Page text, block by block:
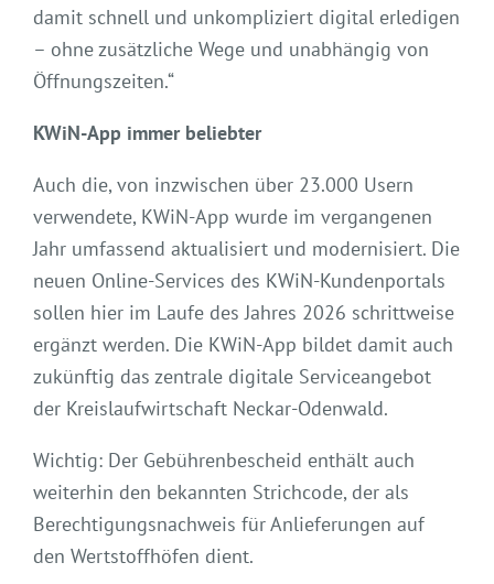
damit schnell und unkompliziert digital erledigen
– ohne zusätzliche Wege und unabhängig von
Öffnungszeiten.“
KWiN-App immer beliebter
Auch die, von inzwischen über 23.000 Usern
verwendete, KWiN-App wurde im vergangenen
Jahr umfassend aktualisiert und modernisiert. Die
neuen Online-Services des KWiN-Kundenportals
sollen hier im Laufe des Jahres 2026 schrittweise
ergänzt werden. Die KWiN-App bildet damit auch
zukünftig das zentrale digitale Serviceangebot
der Kreislaufwirtschaft Neckar-Odenwald.
Wichtig: Der Gebührenbescheid enthält auch
weiterhin den bekannten Strichcode, der als
Berechtigungsnachweis für Anlieferungen auf
den Wertstoffhöfen dient.